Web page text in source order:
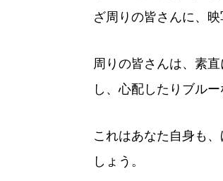
ざ周りの皆さんに、
周りの皆さんは、素
し、心配したりブル
これはあなた自身も
しょう。